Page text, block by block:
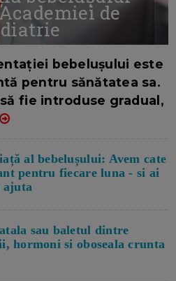
de
bebelușului este
pentru sănătatea sa.
fie introduse gradual,
al bebelușului: Avem cate
pentru fiecare luna - si ai
ajuta
sau baletul dintre
hormoni si oboseala crunta